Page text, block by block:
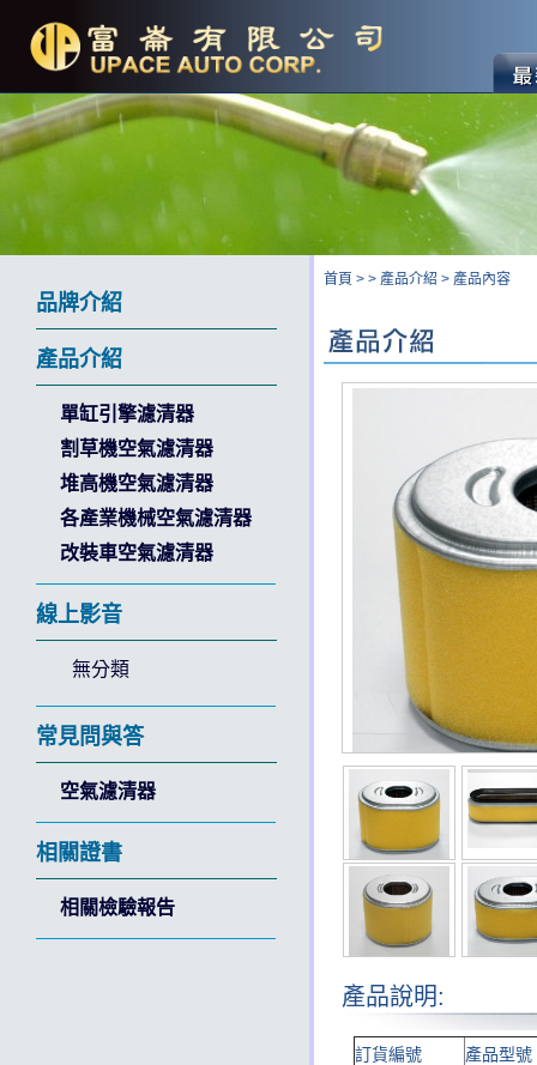
品牌介紹
產品介紹
單缸引擎濾清器
割草機空氣濾清器
堆高機空氣濾清器
各產業機械空氣濾清器
改裝車空氣濾清器
線上影音
無分類
常見問與答
空氣濾清器
相關證書
相關檢驗報告
首頁 > > 產品介紹 > 產品內容
產品說明:
訂貨編號 產品型號